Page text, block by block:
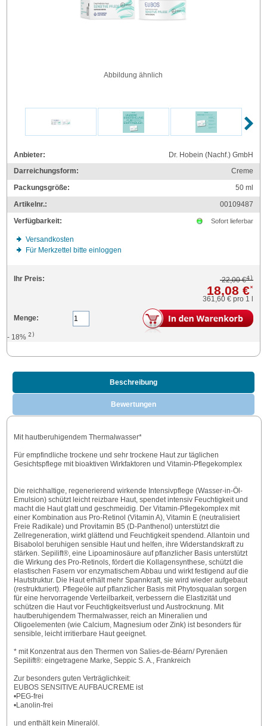
Abbildung ähnlich
Anbieter:
Dr. Hobein (Nachf.) GmbH
Darreichungsform:
Creme
Packungsgröße:
50ml
Artikelnr.:
00109487
Verfügbarkeit:
Sofort lieferbar
Versandkosten
Für Merkzettel bitte einloggen
Ihr Preis: 22,00 €4)
18,08 €*
361,60 € pro 1 l
Menge:
- 18%2)
Beschreibung
Bewertungen
Mit hautberuhigendem Thermalwasser*
Für empfindliche trockene und sehr trockene Haut zur täglichen
Gesichtspflege mit bioaktiven Wirkfaktoren und Vitamin-Pflegekomplex
Die reichhaltige, regenerierend wirkende Intensivpflege (Wasser-in-Öl-
Emulsion) schützt leicht reizbare Haut, spendet intensiv Feuchtigkeit und
macht die Haut glatt und geschmeidig. Der Vitamin-Pflegekomplex mit
einer Kombination aus Pro-Retinol (Vitamin A), Vitamin E (neutralisiert
Freie Radikale) und Provitamin B5 (D-Panthenol) unterstützt die
Zellregeneration, wirkt glättend und Feuchtigkeit spendend. Allantoin und
Bisabolol beruhigen sensible Haut und helfen, ihre Widerstandskraft zu
stärken. Sepilift®, eine Lipoaminosäure auf pflanzlicher Basis unterstützt
die Wirkung des Pro-Retinols, fördert die Kollagensynthese, schützt die
elastischen Fasern vor enzymatischem Abbau und wirkt festigend auf die
Hautstruktur. Die Haut erhält mehr Spannkraft, sie wird wieder aufgebaut
(restrukturiert). Pflegeöle auf pflanzlicher Basis mit Phytosqualan sorgen
für eine hervorragende Verteilbarkeit, verbessern die Elastizität und
schützen die Haut vor Feuchtigkeitsverlust und Austrocknung. Mit
hautberuhigendem Thermalwasser, reich an Mineralien und
Oligoelementen (wie Calcium, Magnesium oder Zink) ist besonders für
sensible, leicht irritierbare Haut geeignet.
* mit Konzentrat aus den Thermen von Salies-de-Béarn/ Pyrenäen
Sepilift®: eingetragene Marke, Seppic S. A., Frankreich
Zur besonders guten Verträglichkeit:
EUBOS SENSITIVE AUFBAUCREME ist
•PEG-frei
•Lanolin-frei
und enthält kein Mineralöl.